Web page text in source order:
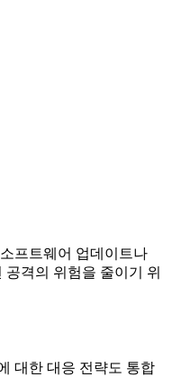
프트웨어 업데이트나
격의 위험을 줄이기 위
대한 대응 전략도 통합